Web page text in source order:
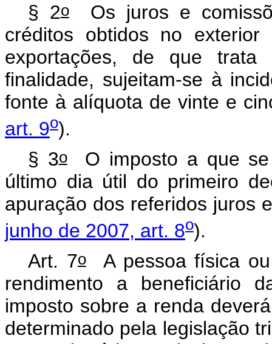
§ 2oOs juros e
créditos obtidos no
exportações, de que
finalidade, sujeitam-se à
fonte à alíquota de vinte e
art. 9o).
§ 3oO imposto a que
último dia útil do primeiro
apuração dos referidos juros
junho de 2007, art. 8o).
Art. 7oA pessoa física ou
rendimento a beneficiário
imposto sobre a renda
determinado pela legislação